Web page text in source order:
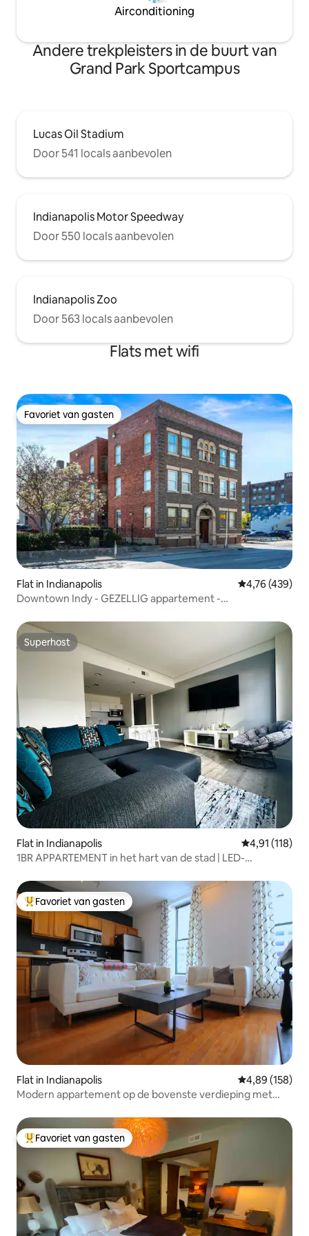
Airconditioning
Andere trekpleisters in de buurt van
Grand Park Sportcampus
Lucas Oil Stadium
Door 541 locals aanbevolen
Indianapolis Motor Speedway
Door 550 locals aanbevolen
Indianapolis Zoo
Door 563 locals aanbevolen
Flats met wifi
Favoriet van gasten
Favoriet van gasten
Flat in Indianapolis Gemiddelde
4,76 (439)
Downtown Indy - GEZELLIG appartement -
Superhost
Superhost
Flat in Indianapolis Gemiddelde
4,91 (118)
1BR APPARTEMENT in het hart van de stad | LED-
Topfavoriet van gasten
Favoriet van gasten
Flat in Indianapolis Gemiddelde
4,89 (158)
Modern appartement op de bovenste verdieping met
Topfavoriet van gasten
Favoriet van gasten